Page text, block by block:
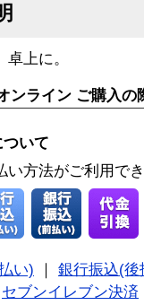
上に。
ンライン ご購入の
いて
い方法がご利用で
い)
銀行振込(後
セブンイレブン決済